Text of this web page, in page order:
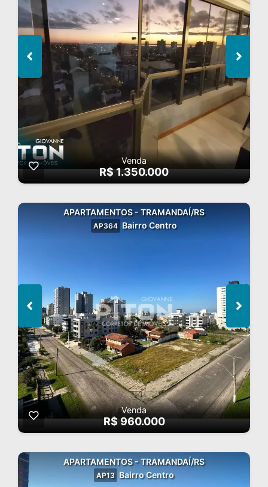
Venda
R$ 1.350.000
APARTAMENTOS - TRAMANDAÍ/RS
AP364 Bairro Centro
Venda
R$ 960.000
APARTAMENTOS - TRAMANDAÍ/RS
AP13 Bairro Centro